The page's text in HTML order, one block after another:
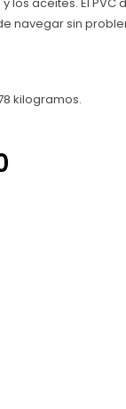
navegar sin
kilogramos.